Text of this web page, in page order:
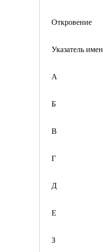
Откровение
Указатель имен
А
Б
В
Г
Д
Е
З